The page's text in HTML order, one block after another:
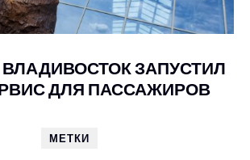
ЗАПУСТИЛ
ДЛЯ ПАССАЖИРОВ
МЕТКИ